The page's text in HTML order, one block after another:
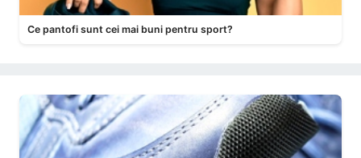
Ce pantofi sunt cei mai buni pentru sport?